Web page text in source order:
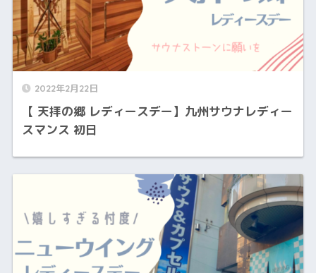
2022年2月22日
【 天拝の郷 レディースデー】九州サウナレディー
スマンス 初日